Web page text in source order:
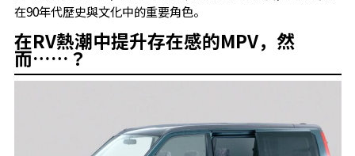
在90年代歷史與文化中的重要角色。
在RV熱潮中提升存在感的MPV，然
而……？